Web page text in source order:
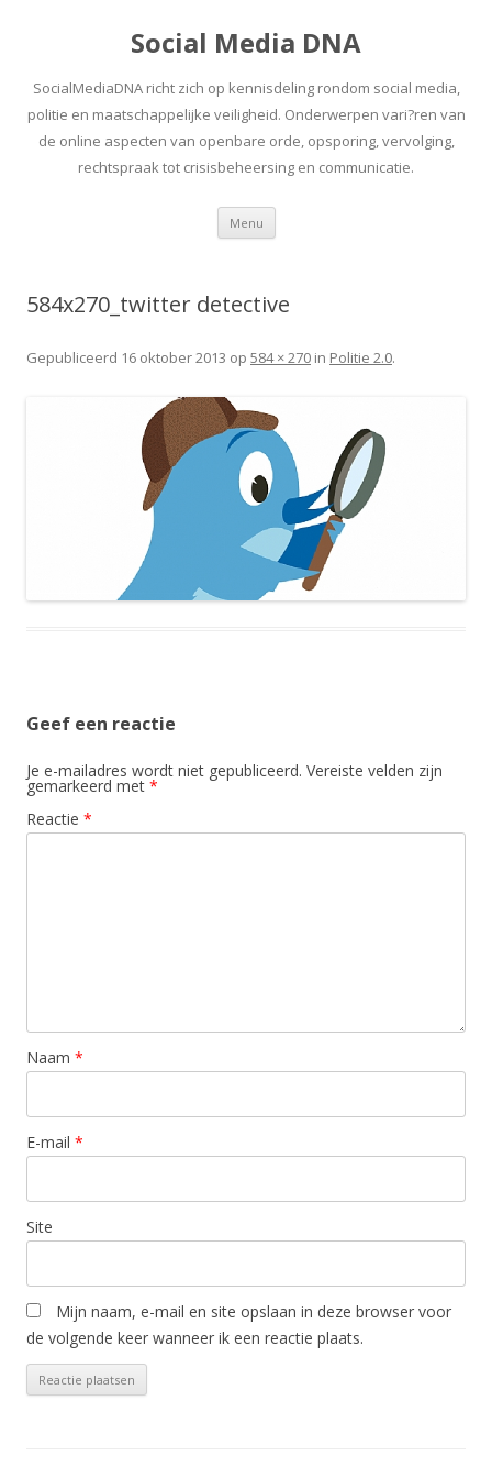
Social Media DNA
SocialMediaDNA richt zich op kennisdeling rondom social media,
politie en maatschappelijke veiligheid. Onderwerpen vari?ren van
de online aspecten van openbare orde, opsporing, vervolging,
rechtspraak tot crisisbeheersing en communicatie.
Menu Spring
inhoud
584x270_twitter detective
Gepubliceerd 16 oktober 2013 op 584 × 270 in Politie 2.0.
Geef een reactie
Je e-mailadres wordt niet gepubliceerd. Vereiste velden zijn
gemarkeerd met *
Reactie *
Naam *
E-mail *
Site
Mijn naam, e-mail en site opslaan in deze browser voor
de volgende keer wanneer ik een reactie plaats.